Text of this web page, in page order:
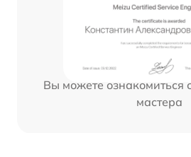
Вы можете ознакомиться
мастера